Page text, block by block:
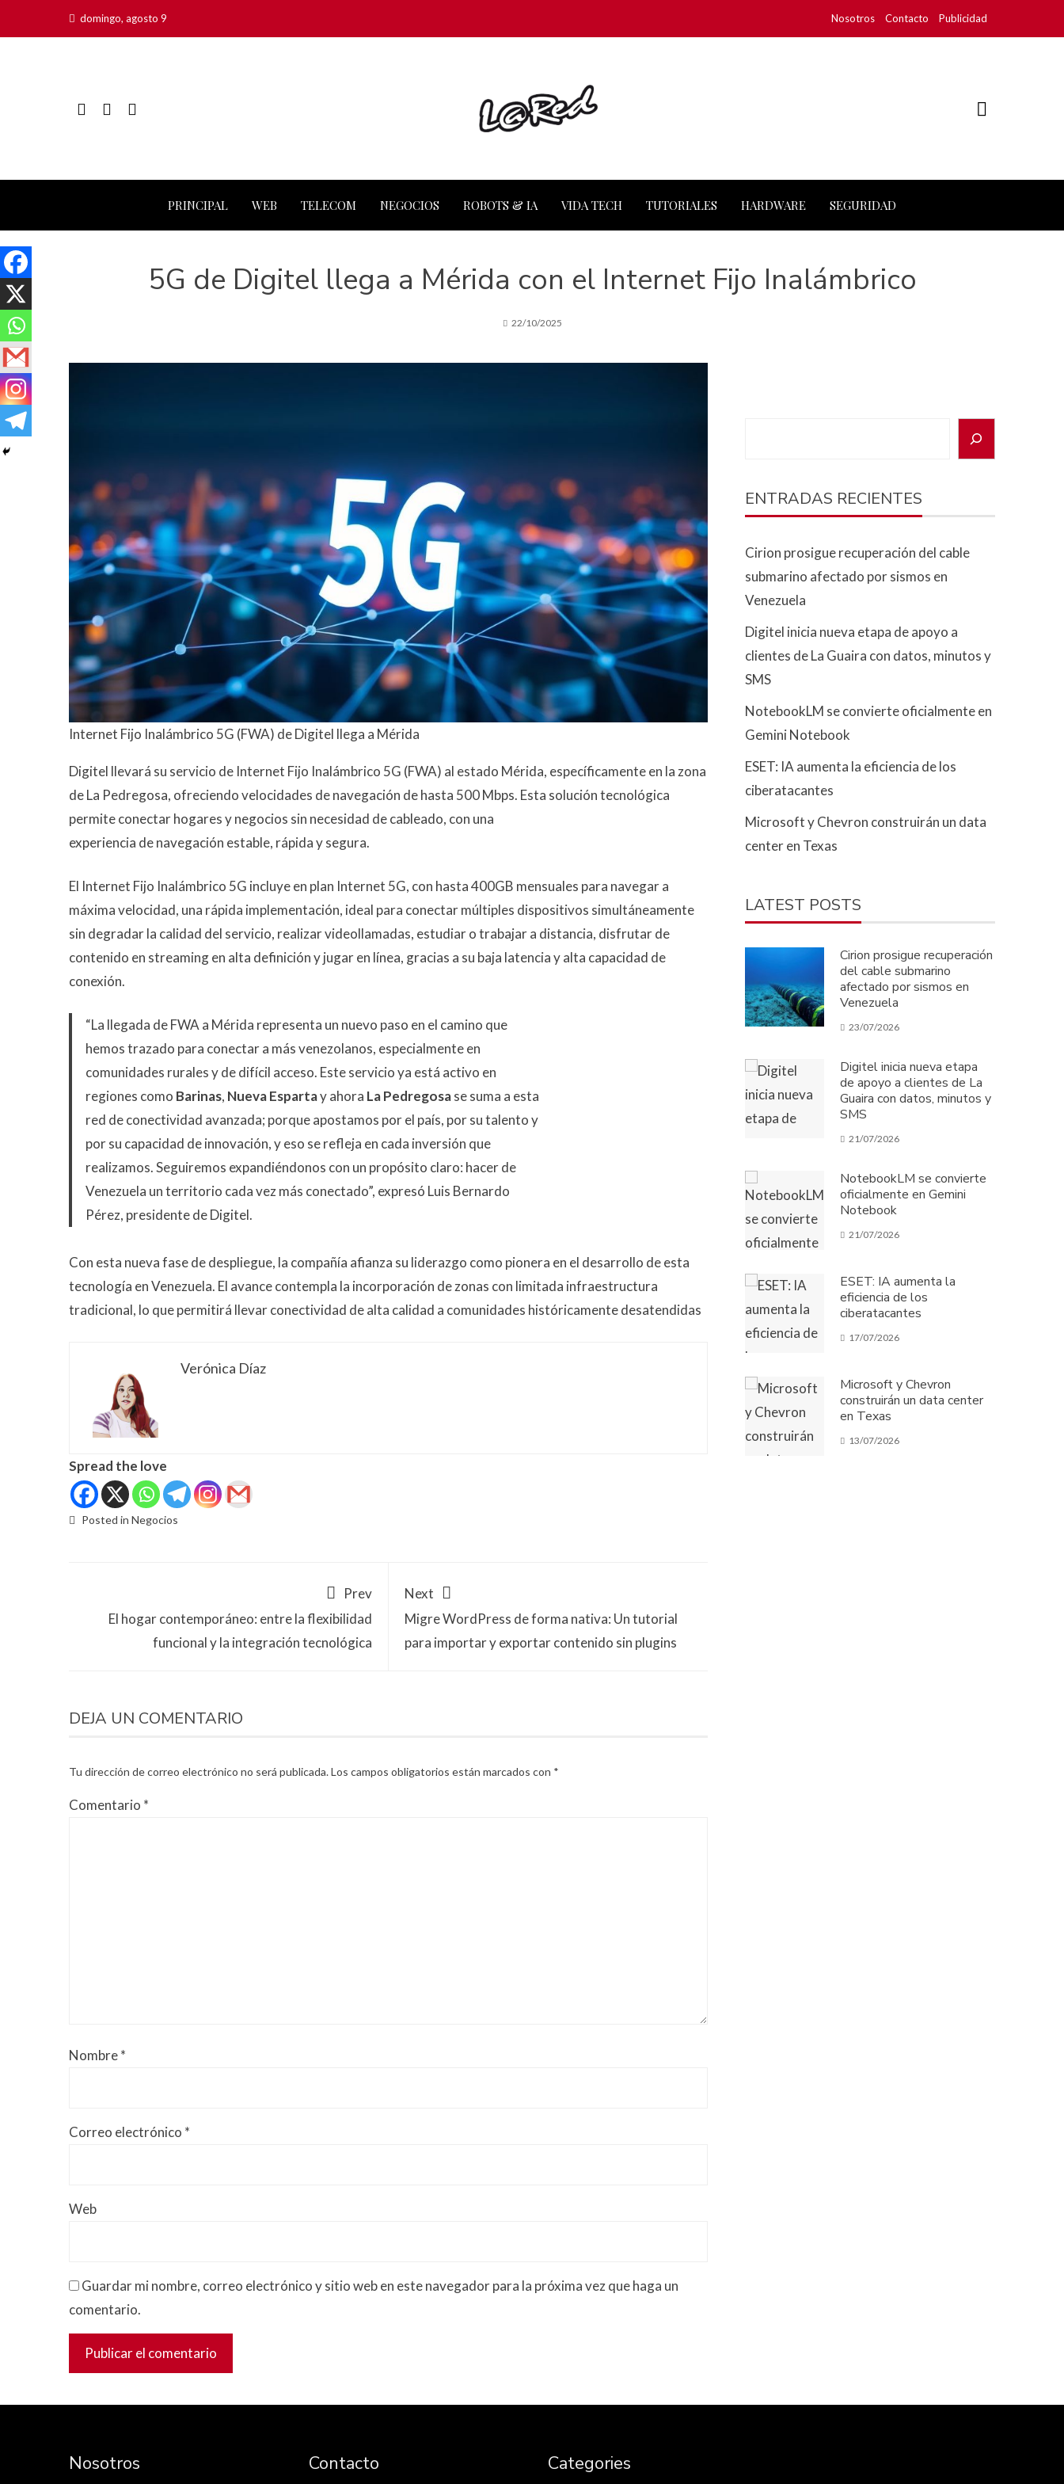
domingo, agosto 9 Nosotros Contacto Publicidad
PRINCIPAL WEB TELECOM NEGOCIOS ROBOTS & IA VIDA TECH TUTORIALES HARDWARE SEGURIDAD
5G de Digitel llega a Mérida con el Internet Fijo Inalámbrico
22/10/2025
Internet Fijo Inalámbrico 5G (FWA) de Digitel llega a Mérida
Digitel llevará su servicio de Internet Fijo Inalámbrico 5G (FWA) al estado Mérida, específicamente en la zona
de La Pedregosa, ofreciendo velocidades de navegación de hasta 500 Mbps. Esta solución tecnológica
permite conectar hogares y negocios sin necesidad de cableado, con una
experiencia de navegación estable, rápida y segura.
El Internet Fijo Inalámbrico 5G incluye en plan Internet 5G, con hasta 400GB mensuales para navegar a
máxima velocidad, una rápida implementación, ideal para conectar múltiples dispositivos simultáneamente
sin degradar la calidad del servicio, realizar videollamadas, estudiar o trabajar a distancia, disfrutar de
contenido en streaming en alta definición y jugar en línea, gracias a su baja latencia y alta capacidad de
conexión.
“La llegada de FWA a Mérida representa un nuevo paso en el camino que
hemos trazado para conectar a más venezolanos, especialmente en
comunidades rurales y de difícil acceso. Este servicio ya está activo en
regiones como Barinas, Nueva Espartay ahora La Pedregosase suma a esta
red de conectividad avanzada; porque apostamos por el país, por su talento y
por su capacidad de innovación, y eso se refleja en cada inversión que
realizamos. Seguiremos expandiéndonos con un propósito claro: hacer de
Venezuela un territorio cada vez más conectado”, expresó Luis Bernardo
Pérez, presidente de Digitel.
Con esta nueva fase de despliegue, la compañía afianza su liderazgo como pionera en el desarrollo de esta
tecnología en Venezuela. El avance contempla la incorporación de zonas con limitada infraestructura
tradicional, lo que permitirá llevar conectividad de alta calidad a comunidades históricamente desatendidas
Verónica Díaz
Spread the love
Posted in Negocios
Prev
El hogar contemporáneo: entre la flexibilidad
funcional y la integración tecnológica
Next
Migre WordPress de forma nativa: Un tutorial
para importar y exportar contenido sin plugins
DEJA UN COMENTARIO
Tu dirección de correo electrónico no será publicada.Los campos obligatorios están marcados con *
Comentario *
Nombre*
Correo electrónico *
Web
Guardar mi nombre, correo electrónico y sitio web en este navegador para la próxima vez que haga un
comentario.
ENTRADAS RECIENTES
Cirion prosigue recuperación del cable
submarino afectado por sismos en
Venezuela
Digitel inicia nueva etapa de apoyo a
clientes de La Guaira con datos, minutos y
SMS
NotebookLM se convierte oficialmente en
Gemini Notebook
ESET: IA aumenta la eficiencia de los
ciberatacantes
Microsoft y Chevron construirán un data
center en Texas
LATEST POSTS
Cirion prosigue recuperación
del cable submarino
afectado por sismos en
Venezuela
23/07/2026
Digitel inicia nueva etapa
de apoyo a clientes de La
Guaira con datos, minutos y
SMS
21/07/2026
NotebookLM se convierte
oficialmente en Gemini
Notebook
21/07/2026
ESET: IA aumenta la
eficiencia de los
ciberatacantes
17/07/2026
Microsoft y Chevron
construirán un data center
en Texas
13/07/2026
Nosotros Contacto Categories